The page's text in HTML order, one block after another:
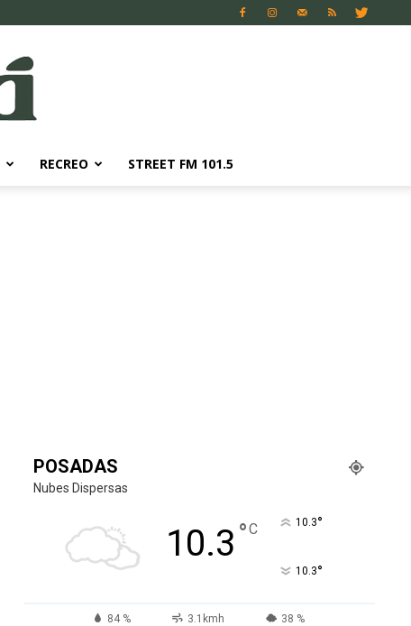
RECREO STREET FM 101.5
POSADAS
Nubes Dispersas
10.3 °C 10.3°
10.3°
84 % 3.1kmh 38 %